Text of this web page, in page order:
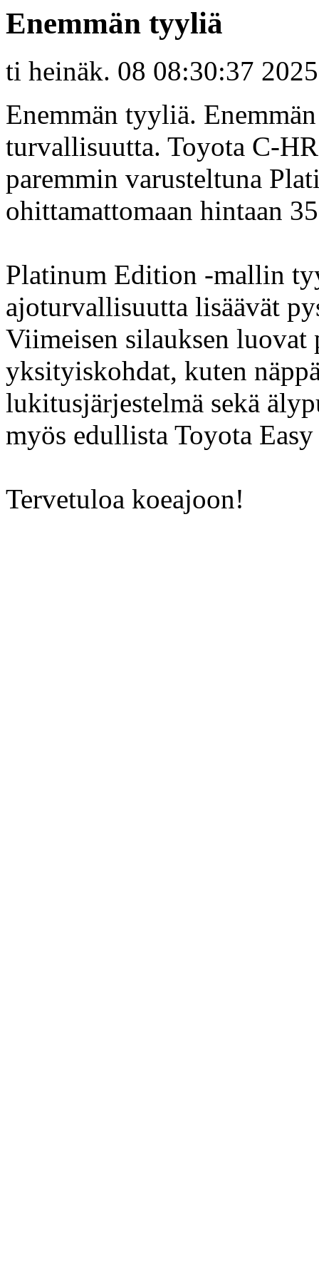
Enemmän tyyliä
ti heinäk. 08 08:30:37 2025
Enemmän tyyliä.
turvallisuutta. Toyota C-
paremmin varusteltuna
ohittamattomaan hintaan
Platinum Edition -mallin
ajoturvallisuutta lisäävät
Viimeisen silauksen luovat
yksityiskohdat, kuten
lukitusjärjestelmä sekä
myös edullista Toyota
Tervetuloa koeajoon!